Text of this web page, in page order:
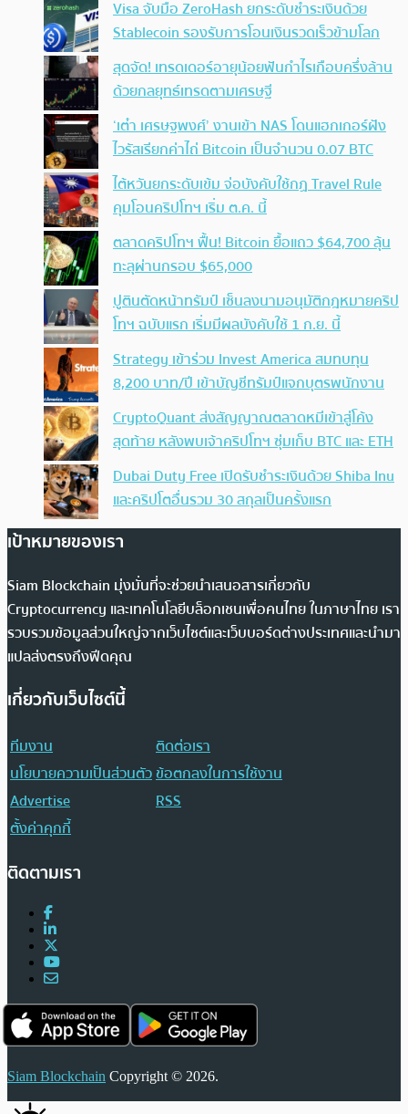
Visa จับมือ ZeroHash ยกระดับชำระเงินด้วย
Stablecoin รองรับการโอนเงินรวดเร็วข้ามโลก
สุดจัด! เทรดเดอร์อายุน้อยฟันกำไรเกือบครึ่งล้าน
ด้วยกลยุทธ์เทรดตามเศรษฐี
‘เต๋า เศรษฐพงศ์’ งานเข้า NAS โดนแฮกเกอร์ฝัง
ไวรัสเรียกค่าไถ่ Bitcoin เป็นจำนวน 0.07 BTC
ไต้หวันยกระดับเข้ม จ่อบังคับใช้กฏ Travel Rule
คุมโอนคริปโทฯ เริ่ม ต.ค. นี้
ตลาดคริปโทฯ ฟื้น! Bitcoin ยื้อแถว $64,700 ลุ้น
ทะลุผ่านกรอบ $65,000
ปูตินตัดหน้าทรัมป์ เซ็นลงนามอนุมัติกฎหมายคริป
โทฯ ฉบับแรก เริ่มมีผลบังคับใช้ 1 ก.ย. นี้
Strategy เข้าร่วม Invest America สมทบทุน
8,200 บาท/ปี เข้าบัญชีทรัมป์แจกบุตรพนักงาน
CryptoQuant ส่งสัญญาณตลาดหมีเข้าสู่โค้ง
สุดท้าย หลังพบเจ้าคริปโทฯ ซุ่มเก็บ BTC และ ETH
Dubai Duty Free เปิดรับชำระเงินด้วย Shiba Inu
และคริปโตอื่นรวม 30 สกุลเป็นครั้งแรก
เป้าหมายของเรา
Siam Blockchain มุ่งมั่นที่จะช่วยนำเสนอสารเกี่ยวกับ
Cryptocurrency และเทคโนโลยีบล็อกเชนเพื่อคนไทย ในภาษาไทย เรา
รวบรวมข้อมูลส่วนใหญ่จากเว็บไซต์และเว็บบอร์ดต่างประเทศและนำมา
แปลส่งตรงถึงฟีดคุณ
เกี่ยวกับเว็บไซต์นี้
ทีมงาน
ติดต่อเรา
นโยบายความเป็นส่วนตัวข้อตกลงในการใช้งาน
Advertise
RSS
ตั้งค่าคุกกี้
ติดตามเรา
Siam Blockchain Copyright © 2026.